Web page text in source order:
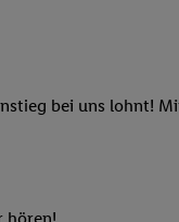
bei uns lohnt!
hören!
Durch einen Klick